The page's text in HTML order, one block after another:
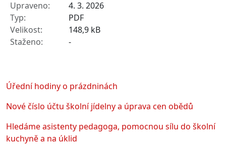
4. 3. 2026
PDF
148,9 kB
-
Úřední hodiny o prázdninách
Nové číslo účtu školní jídelny a úprava cen obědů
Hledáme asistenty pedagoga, pomocnou sílu do školní
kuchyně a na úklid